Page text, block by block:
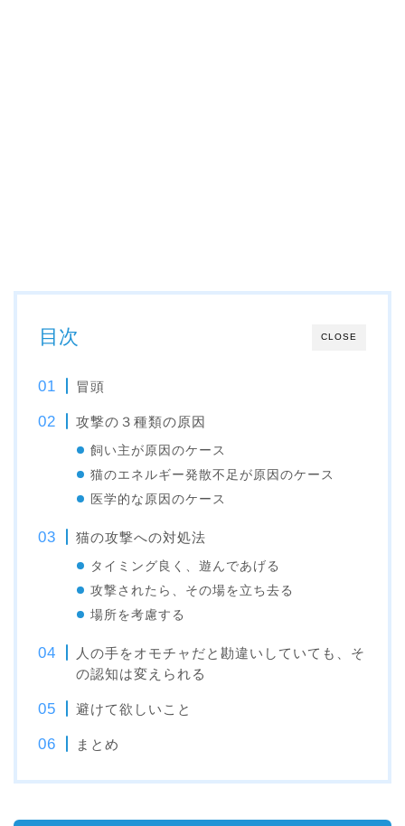
CLOSE
目次
冒頭
攻撃の３種類の原因
飼い主が原因のケース
猫のエネルギー発散不足が原因のケース
医学的な原因のケース
猫の攻撃への対処法
タイミング良く、遊んであげる
攻撃されたら、その場を立ち去る
場所を考慮する
人の手をオモチャだと勘違いしていても、そ
の認知は変えられる
避けて欲しいこと
まとめ